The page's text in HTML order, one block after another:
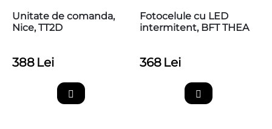
Unitate de comanda,
Nice, TT2D
388 Lei
Fotocelule cu LED
intermitent, BFT THEA
368 Lei